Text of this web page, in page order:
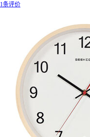
1条评价